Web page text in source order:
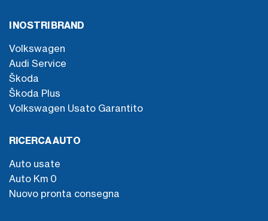
I NOSTRI BRAND
Volkswagen
Audi Service
Škoda
Škoda Plus
Volkswagen Usato Garantito
RICERCA AUTO
Auto usate
Auto Km 0
Nuovo pronta consegna